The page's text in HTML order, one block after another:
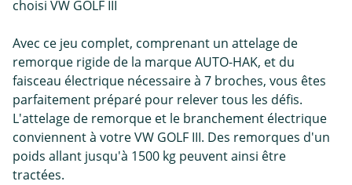
choisi VW GOLF III
Avec ce jeu complet, comprenant un attelage de
remorque rigide de la marque AUTO-HAK, et du
faisceau électrique nécessaire à 7 broches, vous êtes
parfaitement préparé pour relever tous les défis.
L'attelage de remorque et le branchement électrique
conviennent à votre VW GOLF III. Des remorques d'un
poids allant jusqu'à 1500 kg peuvent ainsi être
tractées.